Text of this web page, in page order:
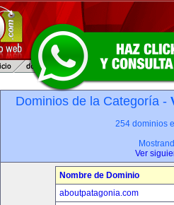
Dominios de la Categoría -
254 dominios
Ver
Nombre de Dominio
aboutpatagonia.com